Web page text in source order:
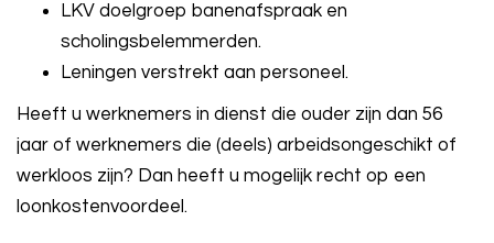
LKV doelgroep banenafspraak en
scholingsbelemmerden.
Leningen verstrekt aan personeel.
Heeft u werknemers in dienst die ouder zijn dan 56
jaar of werknemers die (deels) arbeidsongeschikt of
werkloos zijn? Dan heeft u mogelijk recht op een
loonkostenvoordeel.